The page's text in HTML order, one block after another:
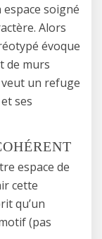
espace soigné
Alors
évoque
de murs
veut un refuge
ses
espace de
cette
qu’un
(pas